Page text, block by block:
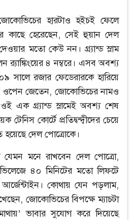
হারটাও হইচই ফেলে
কাছে হেরেছেন, সেই হুয়ান দেল
মতো কেউ নন। গ্র্যান্ড স্লাম
৪ নম্বরে। এসব অবশ্য
রজার ফেডেরারকে হারিয়ে
জেতেন, জোকোভিচের নামও
এক গ্র্যান্ড স্লামেই অবশ্য শেষ
কোর্টে প্রতিদ্বন্দ্বীদের চেয়ে
দেল পোত্রোকে।
মনে রাখবেন দেল পোত্রো,
৪০ মিনিটের মতো লিফটে
কোথায় যেন পড়লাম,
জোকোভিচের বিপক্ষে ম্যাচটা
ভাবার সুযোগ করে দিয়েছে